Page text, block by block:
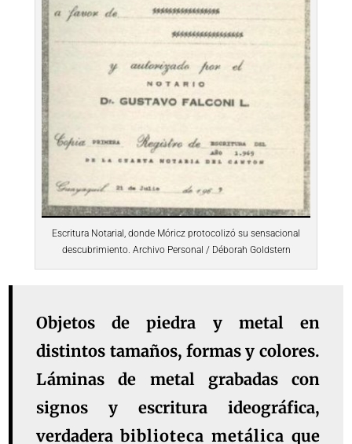
Escritura Notarial, donde Móricz protocolizó su sensacional
descubrimiento. Archivo Personal / Déborah Goldstern
Objetos de piedra y metal en
distintos tamaños, formas y colores.
Láminas de metal grabadas con
signos y escritura ideográfica,
verdadera biblioteca metálica que